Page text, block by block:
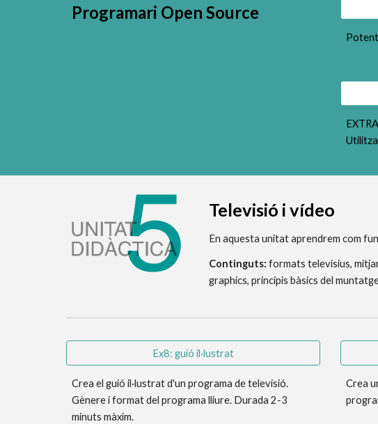
Programari Open Source
Televisió i vídeo
En aquesta unitat aprendrem com
Continguts: formats televisius,
graphics, principis bàsics del
Ex8: guió il·lustrat
Crea el guió il·lustrat d'un programa de televisió.
Gènere i format del programa lliure. Durada 2-3
minuts màxim.
Crea